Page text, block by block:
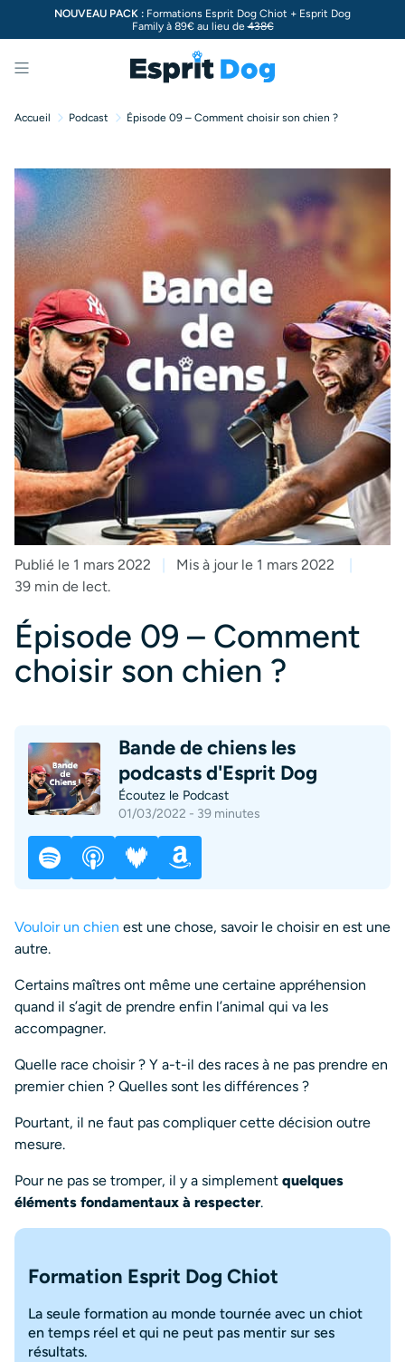
NOUVEAU PACK : Formations Esprit Dog Chiot + Esprit Dog
Family à 89€ au lieu de438€
Menu
Accueil Podcast Épisode 09 – Comment choisir son chien ?
Publié le 1 mars 2022
Mis à jour le 1 mars 2022
39 min de lect.
Épisode 09 – Comment
choisir son chien ?
Bande de chiens les
podcasts d'Esprit Dog
Écoutez le Podcast
01/03/2022 - 39 minutes
Vouloir un chien est une chose, savoir le choisir en est une
autre.
Certains maîtres ont même une certaine appréhension
quand il s’agit de prendre enfin l’animal qui va les
accompagner.
Quelle race choisir ? Y a-t-il des races à ne pas prendre en
premier chien ? Quelles sont les différences ?
Pourtant, il ne faut pas compliquer cette décision outre
mesure.
Pour ne pas se tromper, il y a simplement quelques
éléments fondamentaux à respecter.
Formation Esprit Dog Chiot
La seule formation au monde tournée avec un chiot
en temps réel et qui ne peut pas mentir sur ses
résultats.